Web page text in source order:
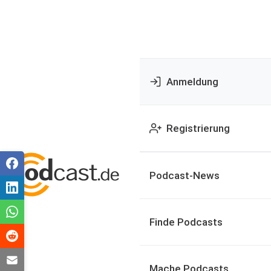
Anmeldung
Registrierung
Podcast-News
Finde Podcasts
Mache Podcasts